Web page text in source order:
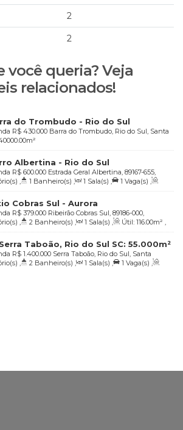
2
2
você queria? Veja
relacionados!
do Trombudo - Rio do Sul
R$ 430.000 Barra do Trombudo, Rio do Sul, Santa
.00m²
Albertina - Rio do Sul
R$ 600.000 Estrada Geral Albertina, 89167-655,
do Sul, Santa Catarina, Brasil
, 1 Banheiro(s) , 1 Sala(s) , 1 Vaga(s) ,
, Terreno: 20000.00m² , Fundos: 94.20m ,
m , Lado Direito: 176.88m ,
Cobras Sul - Aurora
R$ 379.000 Ribeirão Cobras Sul, 89186-000,
Sul, Aurora, Santa Catarina, Brasil
, 2 Banheiro(s) , 1 Sala(s) , Útil: 116.00m² ,
.00m² , Fundos: 79.80m , Frente: 80.00m ,
401.30 m , Lado Esquerdo: 400.00 m
Taboão, Rio do Sul SC: 55.000m²
R$ 1.400.000 Serra Taboão, Rio do Sul, Santa
, 2 Banheiro(s) , 1 Sala(s) , 1 Vaga(s) ,